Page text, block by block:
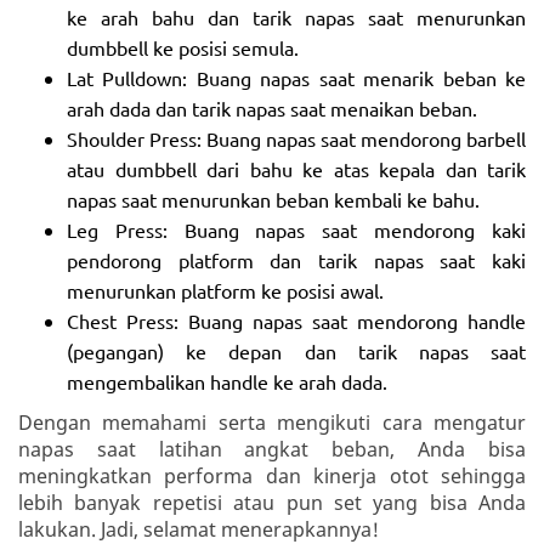
ke arah bahu dan tarik napas saat menurunkan
dumbbell ke posisi semula.
Lat Pulldown: Buang napas saat menarik beban ke
arah dada dan tarik napas saat menaikan beban.
Shoulder Press: Buang napas saat mendorong barbell
atau dumbbell dari bahu ke atas kepala dan tarik
napas saat menurunkan beban kembali ke bahu.
Leg Press: Buang napas saat mendorong kaki
pendorong platform dan tarik napas saat kaki
menurunkan platform ke posisi awal.
Chest Press: Buang napas saat mendorong handle
(pegangan) ke depan dan tarik napas saat
mengembalikan handle ke arah dada.
Dengan memahami serta mengikuti cara mengatur
napas saat latihan angkat beban, Anda bisa
meningkatkan performa dan kinerja otot sehingga
lebih banyak repetisi atau pun set yang bisa Anda
lakukan. Jadi, selamat menerapkannya!